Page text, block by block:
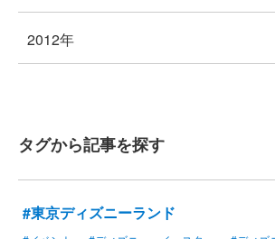
2012年
タグから記事を探す
#東京ディズニーランド